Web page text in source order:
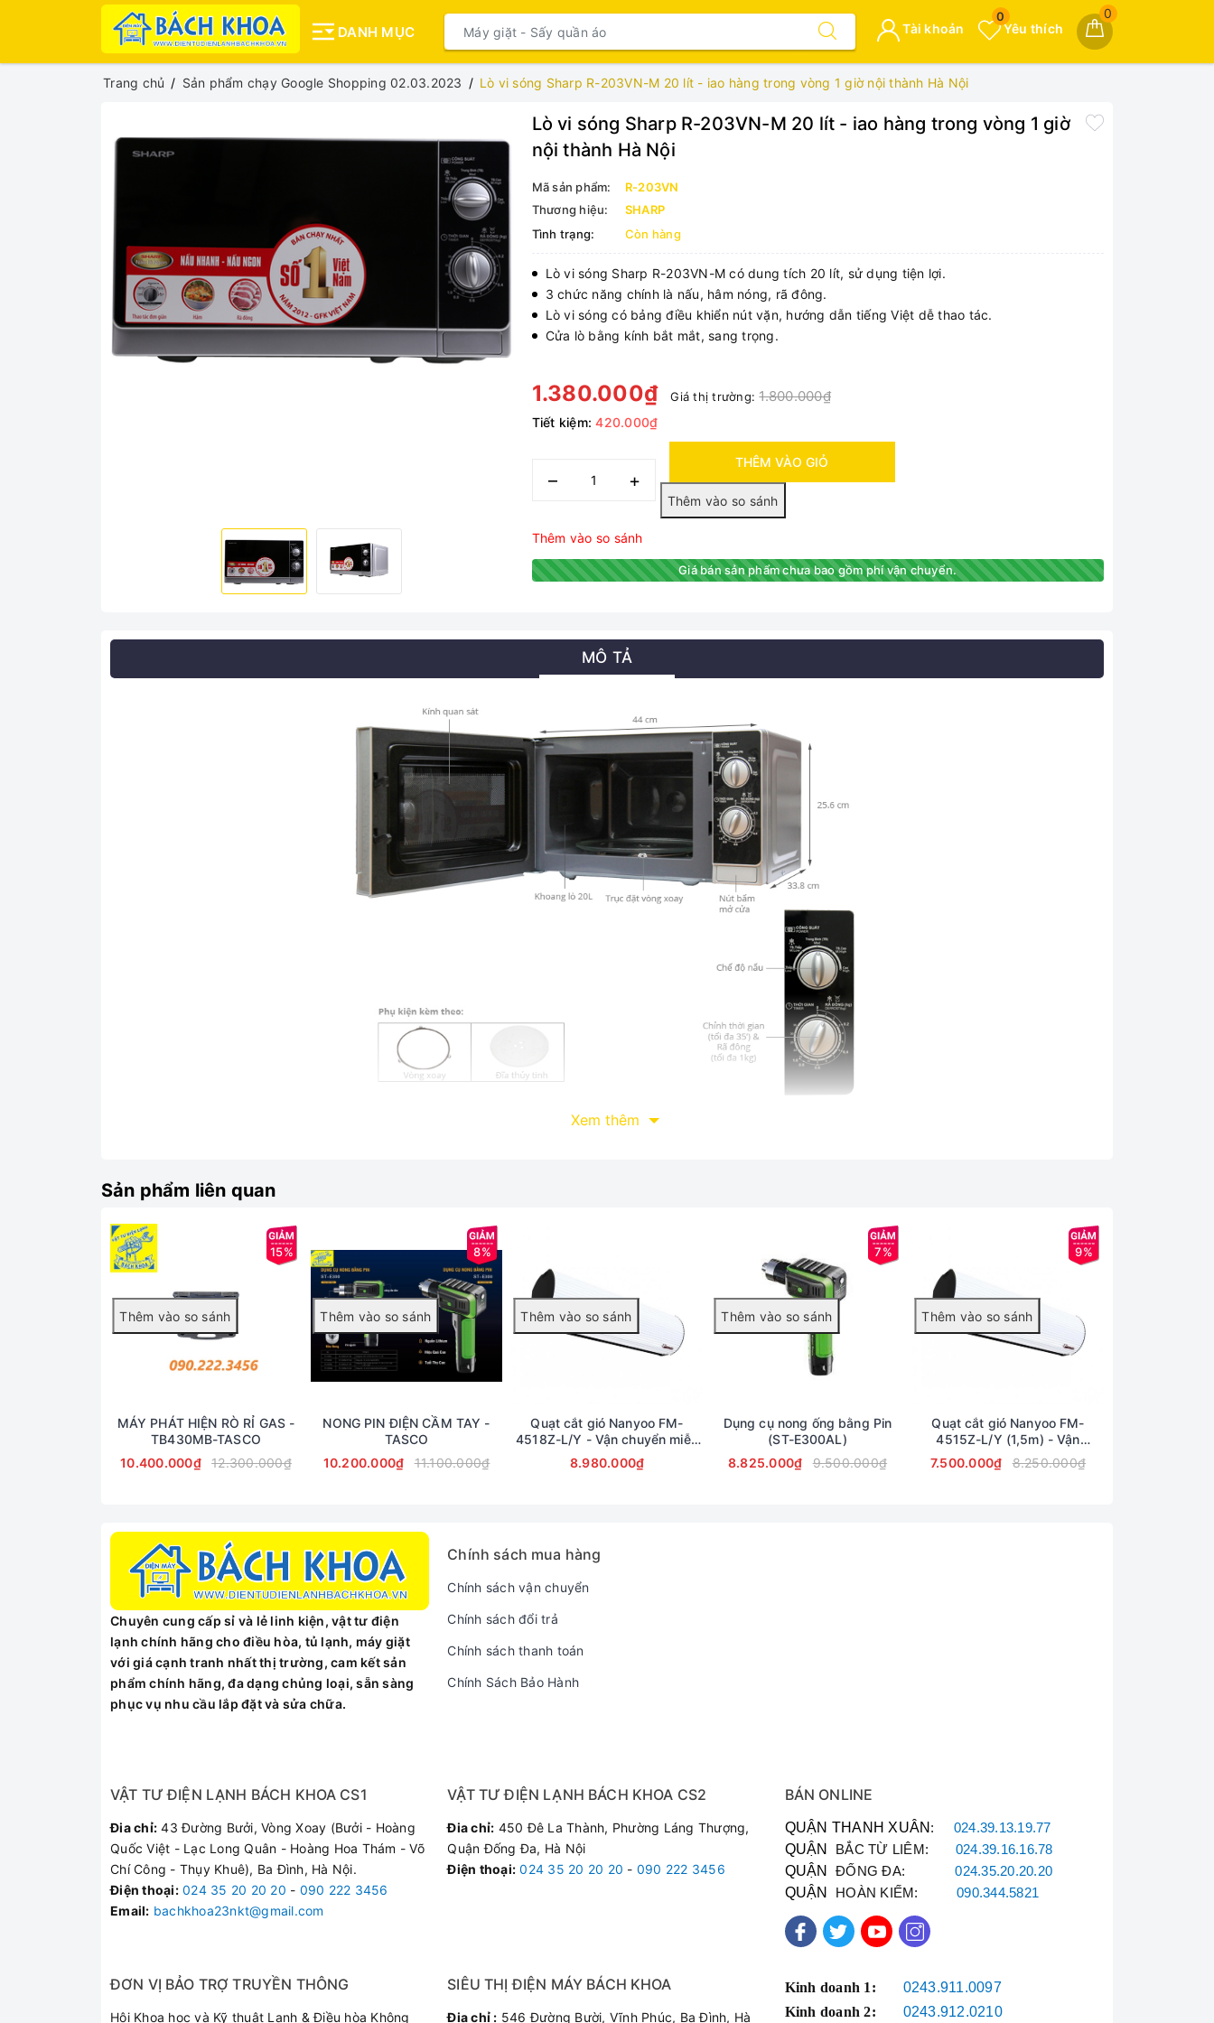
DANH MỤC
0
Yêu thích
0
Tài khoản
Trang chủ Sản phẩm chạy Google Shopping 02.03.2023 Lò vi sóng Sharp R-203VN-M 20 lít - iao hàng trong vòng 1 giờ nội thành Hà Nội
Lò vi sóng Sharp R-203VN-M 20 lít - iao hàng trong vòng 1 giờ
nội thành Hà Nội
Mã sản phẩm:
R-203VN
Thương hiệu:
SHARP
Tình trạng:
Còn hàng
Lò vi sóng Sharp R-203VN-M có dung tích 20 lít, sử dụng tiện lợi.
3 chức năng chính là nấu, hâm nóng, rã đông.
Lò vi sóng có bảng điều khiển nút vặn, hướng dẫn tiếng Việt dễ thao tác.
Cửa lò bằng kính bắt mắt, sang trọng.
1.380.000₫ Giá thị trường:1.800.000₫
Tiết kiệm:420.000₫
– +
THÊM VÀO GIỎ
Thêm vào so sánh
Giá bán sản phẩm chưa bao gồm phí vận chuyển.
MÔ TẢ
Mở cửa lò đơn giản với nút nhấn
Với lớp tráng men xám bền bỉ, ít bám bẩn, khoang lò rất dễ làm sạch. Đĩa xoay giúp món ăn của bạn được nấu chín đều nhanh, tiết kiệm thời gian. Đèn chiếu sáng
giúp bạn nhìn rõ bên trong lò mà không cần mở cửa lò ra.
Xem thêm
Sản phẩm liên quan
15%
MÁY PHÁT HIỆN RÒ RỈ GAS -
TB430MB-TASCO
10.400.000₫
12.300.000₫
8%
NONG PIN ĐIỆN CẦM TAY -
TASCO
10.200.000₫
11.100.000₫
Quạt cắt gió Nanyoo FM-
4518Z-L/Y - Vận chuyển miễn
phí toàn quốc
8.980.000₫
7%
Dụng cụ nong ống bằng Pin
(ST-E300AL)
8.825.000₫
9.500.000₫
9%
Quạt cắt gió Nanyoo FM-
4515Z-L/Y (1,5m) - Vận
chuyển miễn phí toàn quốc
7.500.000₫ 8.250.000₫
Chuyên cung cấp sỉ và lẻ linh kiện, vật tư điện
lạnh chính hãng cho điều hòa, tủ lạnh, máy giặt
với giá cạnh tranh nhất thị trường, cam kết sản
phẩm chính hãng, đa dạng chủng loại, sẵn sàng
phục vụ nhu cầu lắp đặt và sửa chữa.
Chính sách mua hàng
Chính sách vận chuyển
Chính sách đổi trả
Chính sách thanh toán
Chính Sách Bảo Hành
VẬT TƯ ĐIỆN LẠNH BÁCH KHOA CS1
Đia chỉ: 43 Đường Bưởi, Vòng Xoay (Bưởi - Hoàng
Quốc Việt - Lạc Long Quân - Hoàng Hoa Thám - Võ
Chí Công - Thụy Khuê), Ba Đình, Hà Nội.
Điện thoại: 024 35 20 20 20 - 090 222 3456
Email: bachkhoa23nkt@gmail.com
VẬT TƯ ĐIỆN LẠNH BÁCH KHOA CS2
Đia chỉ: 450 Đê La Thành, Phường Láng Thượng,
Quận Đống Đa, Hà Nội
Điện thoại: 024 35 20 20 20 - 090 222 3456
BÁN ONLINE
QUẬN THANH XUÂN : 024.39.13.19.77
QUẬN BẮC TỪ LIÊM: 024.39.16.16.78
QUẬN ĐỐNG ĐA:024.35.20.20.20
QUẬN HOÀN KIẾM:090.344.5821
ĐƠN VỊ BẢO TRỢ TRUYỀN THÔNG
Hội Khoa học và Kỹ thuật Lạnh & Điều hòa Không
SIÊU THỊ ĐIỆN MÁY BÁCH KHOA
Đia chỉ : 546 Đường Bười, Vĩnh Phúc, Ba Đình, Hà
Kinh doanh 1:
0243.911.0097
Kinh doanh 2:
0243.912.0210